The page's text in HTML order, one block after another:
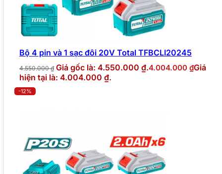
Bộ 4 pin và 1 sạc đôi 20V Total TFBCLI20245
4.550.000₫ Giá gốc là: 4.550.000 ₫.4.004.000 ₫Giá
hiện tại là: 4.004.000 ₫.
-12%